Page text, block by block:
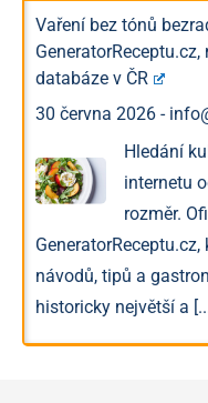
Vaření bez tónů
databáze v ČR
30 června 2026 -
Hledání
internetu
rozměr.
návodů, tipů a
historicky největší a